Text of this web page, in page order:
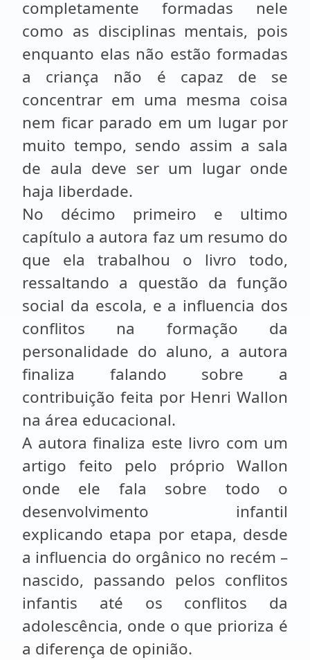
completamente formadas nele
como as disciplinas mentais, pois
enquanto elas não estão formadas
a criança não é capaz de se
concentrar em uma mesma coisa
nem ficar parado em um lugar por
muito tempo, sendo assim a sala
de aula deve ser um lugar onde
haja liberdade.
No décimo primeiro e ultimo
capítulo a autora faz um resumo do
que ela trabalhou o livro todo,
ressaltando a questão da função
social da escola, e a influencia dos
conflitos na formação da
personalidade do aluno, a autora
finaliza falando sobre a
contribuição feita por Henri Wallon
na área educacional.
A autora finaliza este livro com um
artigo feito pelo próprio Wallon
onde ele fala sobre todo o
desenvolvimento infantil
explicando etapa por etapa, desde
a influencia do orgânico no recém –
nascido, passando pelos conflitos
infantis até os conflitos da
adolescência, onde o que prioriza é
a diferença de opinião.